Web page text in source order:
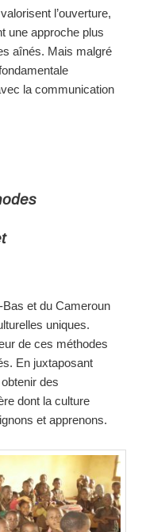
l’ouverture,
une approche plus
aînés. Mais malgré
la communication
et du Cameroun
uniques.
de ces méthodes
En juxtaposant
des
dont la culture
et apprenons.